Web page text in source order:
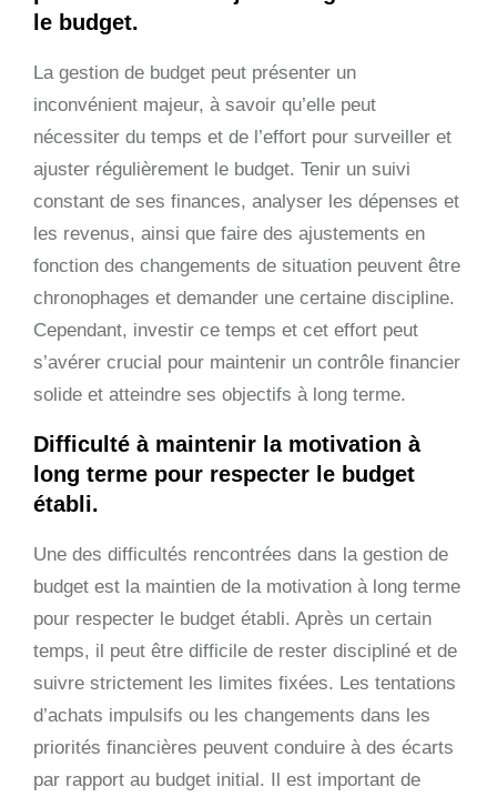
le budget.
La gestion de budget peut présenter un
inconvénient majeur, à savoir qu’elle peut
nécessiter du temps et de l’effort pour surveiller et
ajuster régulièrement le budget. Tenir un suivi
constant de ses finances, analyser les dépenses et
les revenus, ainsi que faire des ajustements en
fonction des changements de situation peuvent être
chronophages et demander une certaine discipline.
Cependant, investir ce temps et cet effort peut
s’avérer crucial pour maintenir un contrôle financier
solide et atteindre ses objectifs à long terme.
Difficulté à maintenir la motivation à
long terme pour respecter le budget
établi.
Une des difficultés rencontrées dans la gestion de
budget est la maintien de la motivation à long terme
pour respecter le budget établi. Après un certain
temps, il peut être difficile de rester discipliné et de
suivre strictement les limites fixées. Les tentations
d’achats impulsifs ou les changements dans les
priorités financières peuvent conduire à des écarts
par rapport au budget initial. Il est important de